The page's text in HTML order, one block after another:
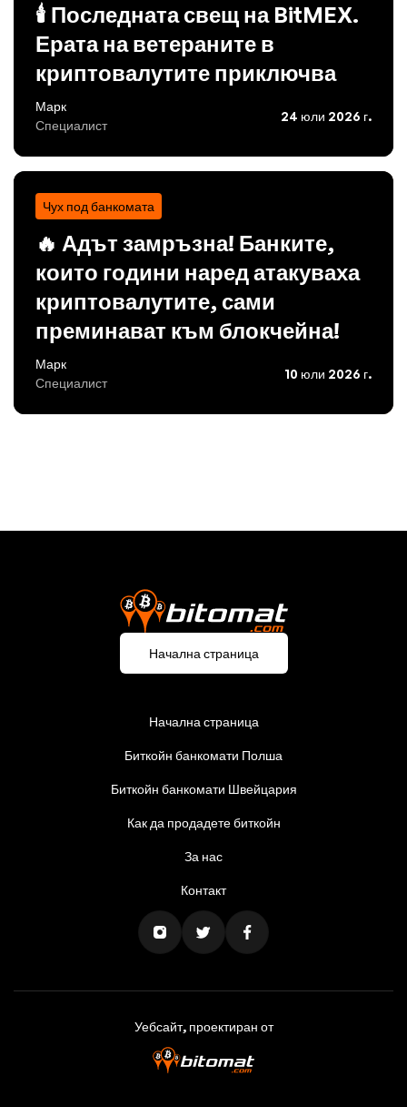
🕯️ Последната свещ на BitMEX.
Ерата на ветераните в
криптовалутите приключва
Марк
Специалист
24 юли 2026 г.
Чух под банкомата
🔥 Адът замръзна! Банките,
които години наред атакуваха
криптовалутите, сами
преминават към блокчейна!
Марк
Специалист
10 юли 2026 г.
Начална страница
Начална страница
Биткойн банкомати Полша
Биткойн банкомати Швейцария
Как да продадете биткойн
За нас
Контакт
Уебсайт, проектиран от